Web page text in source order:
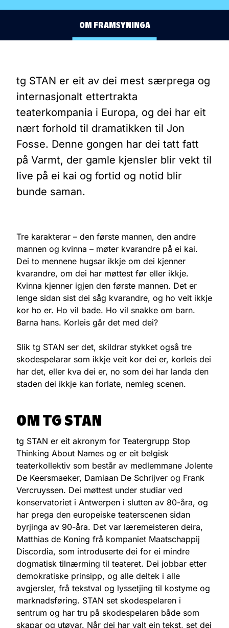
OM FRAMSYNINGA
tg STAN er eit av dei mest særprega og
internasjonalt ettertrakta
teaterkompania i Europa, og dei har eit
nært forhold til dramatikken til Jon
Fosse. Denne gongen har dei tatt fatt
på Varmt, der gamle kjensler blir vekt til
live på ei kai og fortid og notid blir
bunde saman.
Tre karakterar – den første mannen, den andre
mannen og kvinna – møter kvarandre på ei kai.
Dei to mennene hugsar ikkje om dei kjenner
kvarandre, om dei har møttest før eller ikkje.
Kvinna kjenner igjen den første mannen. Det er
lenge sidan sist dei såg kvarandre, og ho veit ikkje
kor ho er. Ho vil bade. Ho vil snakke om barn.
Barna hans. Korleis går det med dei?
Slik tg STAN ser det, skildrar stykket også tre
skodespelarar som ikkje veit kor dei er, korleis dei
har det, eller kva dei er, no som dei har landa den
staden dei ikkje kan forlate, nemleg scenen.
OM TG STAN
tg STAN er eit akronym for Teatergrupp Stop
Thinking About Names og er eit belgisk
teaterkollektiv som består av medlemmane Jolente
De Keersmaeker, Damiaan De Schrijver og Frank
Vercruyssen. Dei møttest under studiar ved
konservatoriet i Antwerpen i slutten av 80-åra, og
har prega den europeiske teaterscenen sidan
byrjinga av 90-åra. Det var læremeisteren deira,
Matthias de Koning frå kompaniet Maatschappij
Discordia, som introduserte dei for ei mindre
dogmatisk tilnærming til teateret. Dei jobbar etter
demokratiske prinsipp, og alle deltek i alle
avgjersler, frå tekstval og lyssetjing til kostyme og
marknadsføring. STAN set skodespelaren i
sentrum og har tru på skodespelaren både som
skapar og utøvar. Når dei har valt ein tekst, set dei